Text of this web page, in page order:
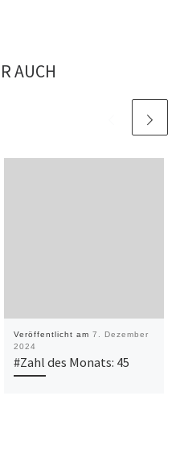
AUCH
Veröffentlicht am 7. Dezember
2024
#Zahl des Monats: 45